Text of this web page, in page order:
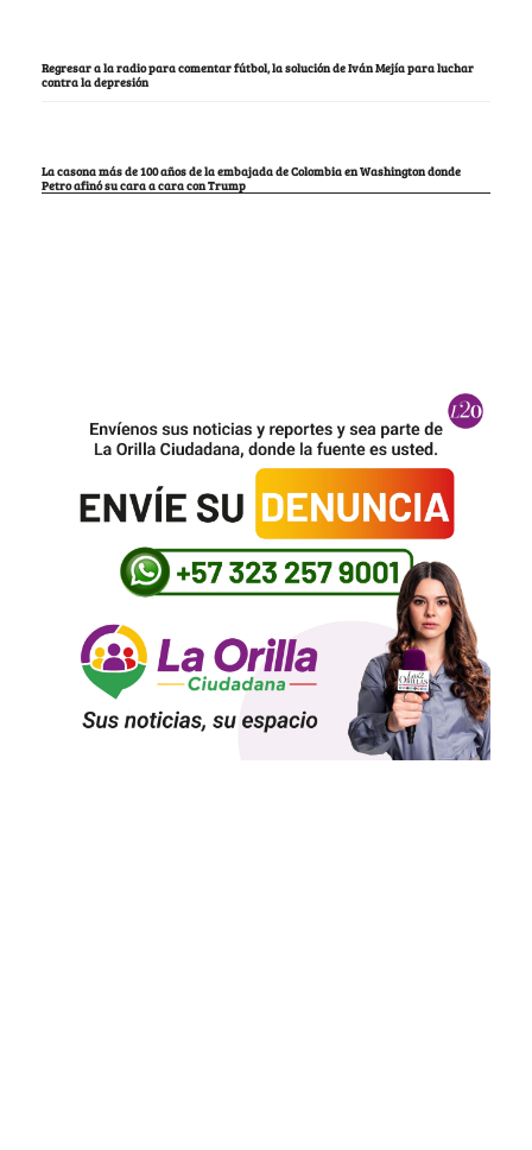
Regresar a la radio para comentar fútbol, la solución de Iván Mejía para luchar
contra la depresión
La casona más de 100 años de la embajada de Colombia en Washington donde
Petro afinó su cara a cara con Trump